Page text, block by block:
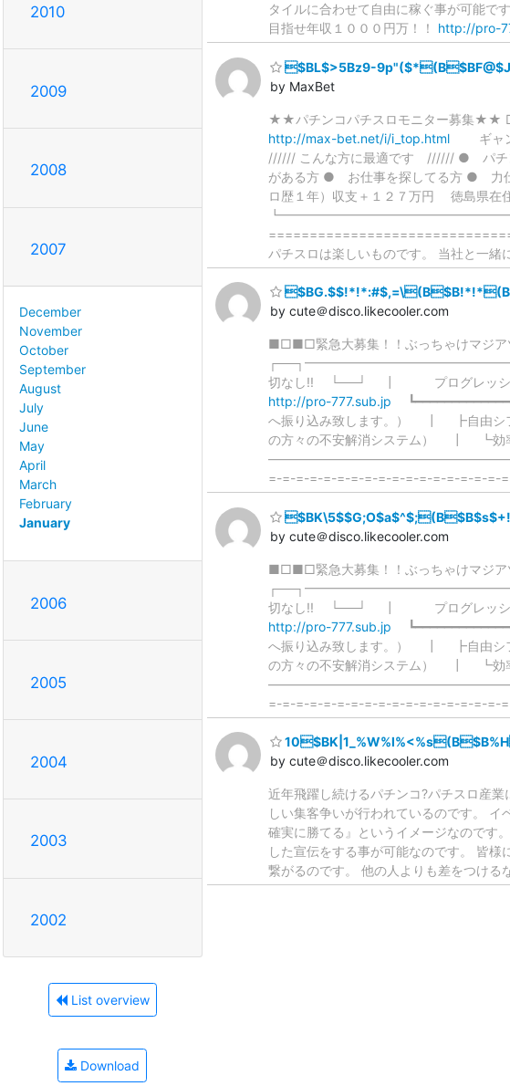
2010
2009
2008
2007
December
November
October
September
August
July
June
May
April
March
February
January
2006
2005
2004
2003
2002
List overview
Download
タイルに合わせて自由に稼ぐ事が可能で
目指せ年収１０００円万！！ http://pro-
$BL$>5Bz9-
by MaxBet
★★パチンコパチスロモニター募集★★
http://max-bet.net/i/i_top.html ギャン
////// こんな方に最適です ////// ● パチ
がある方 ● お仕事を探してる方 ● 力
ロ歴１年）収支＋１２７万円 徳島県在
┗━━━━━━━━━━━━━━━━━━┛ 当社
パチスロは楽しいものです。 当社と一緒
$BG.$$!*!*:#$,=\(B$B!*!*(B
by cute＠disco.likecooler.com
■□■□緊急大募集！！ぶっちゃけ
切なし!! └──┘ ┃ プロ
http://pro-777.sub.jp
へ振り込み致します。） ┃ ┣自由シ
の方々の不安解消システム） ┃ ┗効
=-=-=-=-=-=-=-=-=-=-=-=-=-=-=-=-=-
by cute＠disco.likecooler.com
■□■□緊急大募集！！ぶっちゃけ
切なし!! └──┘ ┃ プロ
http://pro-777.sub.jp
へ振り込み致します。） ┃ ┣自由シ
の方々の不安解消システム） ┃ ┗効
=-=-=-=-=-=-=-=-=-=-=-=-=-=-=-=-=-
by cute＠disco.likecooler.com
近年飛躍し続けるパチンコ?パチスロ産
しい集客争いが行われているのです。
確実に勝てる』というイメージなのです
した宣伝をする事が可能なのです。 皆
繋がるのです。 他の人よりも差をつける